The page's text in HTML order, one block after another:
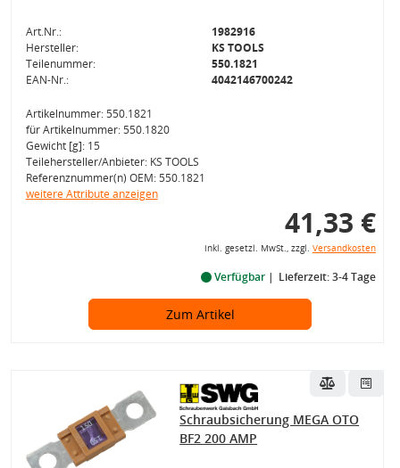
Art.Nr.:
1982916
Hersteller:
KS TOOLS
Teilenummer:
550.1821
EAN-Nr.:
4042146700242
Artikelnummer: 550.1821
für Artikelnummer: 550.1820
Gewicht [g]: 15
Teilehersteller/Anbieter: KS TOOLS
Referenznummer(n) OEM: 550.1821
weitere Attribute anzeigen
41,33 €
inkl. gesetzl. MwSt., zzgl. Versandkosten
Verfügbar Lieferzeit: 3-4 Tage
Zum Artikel
Schraubsicherung MEGA OTO
BF2 200 AMP